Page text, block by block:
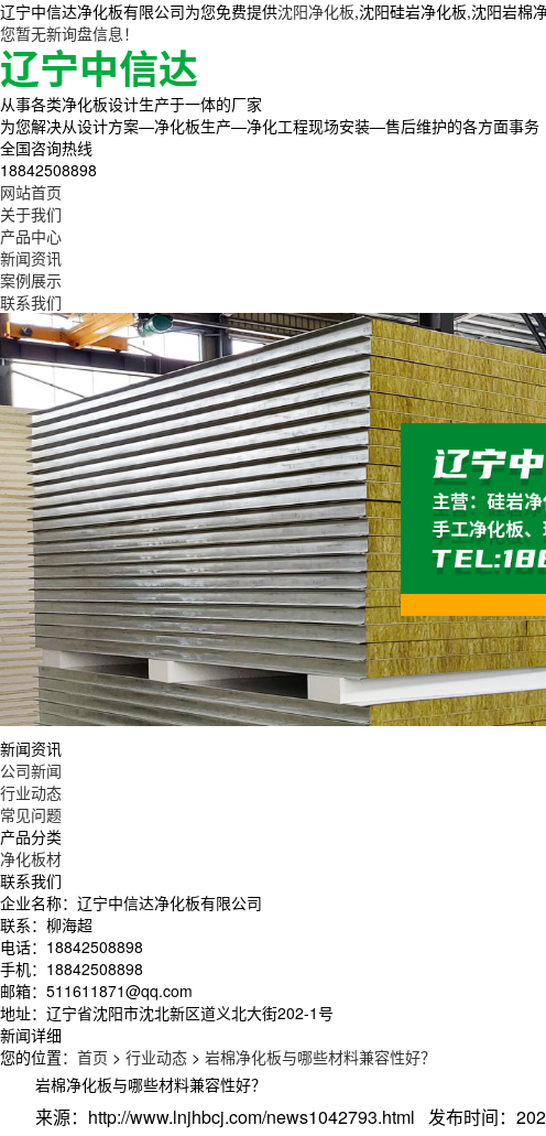
辽宁中信达净化板有限公司为您免费提供沈阳净化板,沈阳硅岩净化板,沈阳岩棉
您暂无新询盘信息！
从事各类净化板设计生产于一体的厂家
为您解决从设计方案—净化板生产—净化工程现场安装—售后维护的各方面事务
全国咨询热线
18842508898
网站首页
关于我们
产品中心
新闻资讯
案例展示
联系我们
新闻资讯
公司新闻
行业动态
常见问题
产品分类
净化板材
联系我们
企业名称：辽宁中信达净化板有限公司
联系：柳海超
电话：18842508898
手机：18842508898
邮箱：511611871@qq.com
地址：辽宁省沈阳市沈北新区道义北大街202-1号
新闻详细
您的位置： 首页 > 行业动态 > 岩棉净化板与哪些材料兼容性好？
岩棉净化板与哪些材料兼容性好？
来源：http://www.lnjhbcj.com/news1042793.html 发布时间：